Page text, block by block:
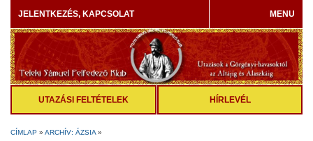
JELENTKEZÉS, KAPCSOLAT MENU
UTAZÁSI FELTÉTELEK HÍRLEVÉL
CÍMLAP » ARCHÍV: ÁZSIA »